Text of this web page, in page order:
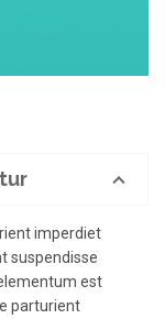
imperdiet
suspendisse
est
parturient